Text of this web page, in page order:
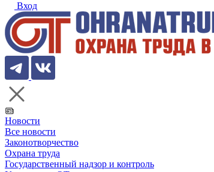
Вход
Новости
Все новости
Законотворчество
Охрана труда
Государственный надзор и контроль